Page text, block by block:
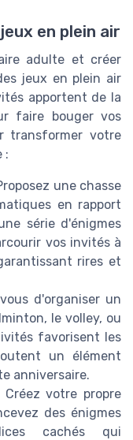
en plein air
adulte et créer
jeux en plein air
apportent de la
faire bouger vos
transformer votre
:
une chasse
en rapport
série d'énigmes
vos invités à
rires et
d'organiser un
le volley, ou
favorisent les
un élément
anniversaire.
Créez votre propre
des énigmes
cachés qui